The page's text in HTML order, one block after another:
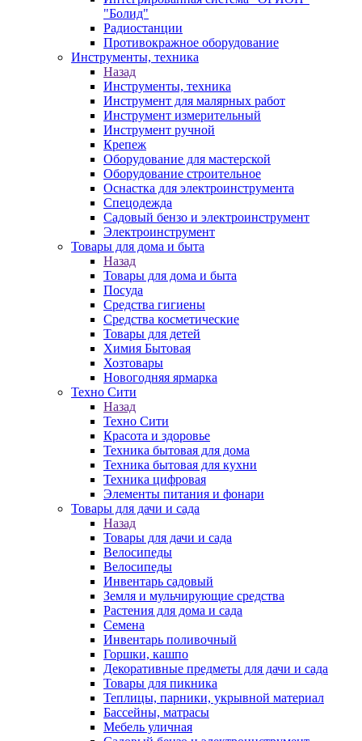
"Болид"
Радиостанции
Противокражное оборудование
Инструменты, техника
Назад
Инструменты, техника
Инструмент для малярных работ
Инструмент измерительный
Инструмент ручной
Крепеж
Оборудование для мастерской
Оборудование строительное
Оснастка для электроинструмента
Спецодежда
Садовый бензо и электроинструмент
Электроинструмент
Товары для дома и быта
Назад
Товары для дома и быта
Посуда
Средства гигиены
Средства косметические
Товары для детей
Химия Бытовая
Хозтовары
Новогодняя ярмарка
Техно Сити
Назад
Техно Сити
Красота и здоровье
Техника бытовая для дома
Техника бытовая для кухни
Техника цифровая
Элементы питания и фонари
Товары для дачи и сада
Назад
Товары для дачи и сада
Велосипеды
Велосипеды
Инвентарь садовый
Земля и мульчирующие средства
Растения для дома и сада
Семена
Инвентарь поливочный
Горшки, кашпо
Декоративные предметы для дачи и сада
Товары для пикника
Теплицы, парники, укрывной материал
Бассейны, матрасы
Мебель уличная